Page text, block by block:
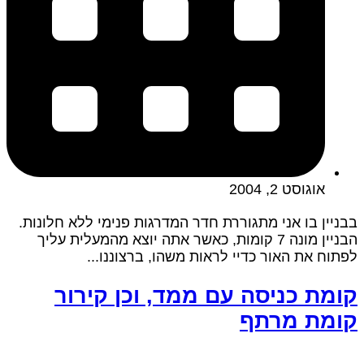
אוגוסט 2, 2004
בבניין בו אני מתגוררת חדר המדרגות פנימי ללא חלונות.
הבניין מונה 7 קומות, כאשר אתה יוצא מהמעלית עליך
לפתוח את האור כדיי לראות משהו, ברצוננו...
קומת כניסה עם ממד, וכן קירור
קומת מרתף